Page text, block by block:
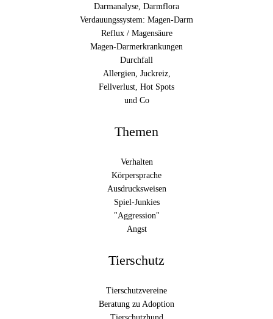
Darmanalyse, Darmflora
Verdauungssystem: Magen-Darm
Reflux / Magensäure
Magen-Darmerkrankungen
Durchfall
Allergien, Juckreiz,
Fellverlust, Hot Spots
und Co
Themen
Verhalten
Körpersprache
Ausdrucksweisen
Spiel-Junkies
"Aggression"
Angst
Tierschutz
Tierschutzvereine
Beratung zu Adoption